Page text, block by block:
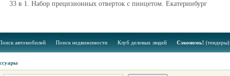
33 в 1. Набор прецизионных отверток с пинцетом. Екатеринбург
автомобилей Поиск недвижимости Клуб деловых людей Сэкономь! (тендеры)